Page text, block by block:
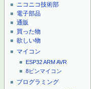
ニコニコ技術部
電子部品
通販
買った物
欲しい物
マイコン
ESP32ARMAVR
8ピンマイコン
プログラミング